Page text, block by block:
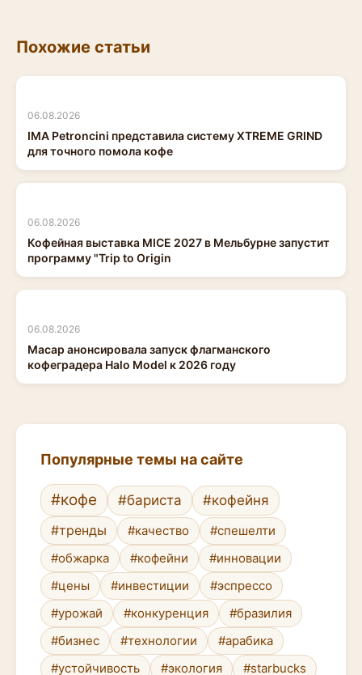
Похожие статьи
06.08.2026
IMA Petroncini представила систему XTREME GRIND
для точного помола кофе
06.08.2026
Кофейная выставка MICE 2027 в Мельбурне запустит
программу "Trip to Origin
06.08.2026
Macap анонсировала запуск флагманского
кофеградера Halo Model к 2026 году
Популярные темы на сайте
#кофе #бариста
#кофейня
#тренды
#качество
#спешелти
#обжарка
#кофейни
#инновации
#цены
#инвестиции
#эспрессо
#урожай
#конкуренция
#бразилия
#бизнес
#технологии
#арабика
#устойчивость
#экология #starbucks